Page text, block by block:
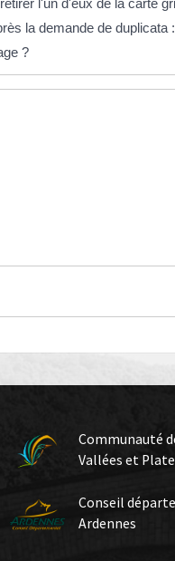
l'un d'eux de la carte
la demande de duplicata
?
Communauté
Vallées et
Conseil
Ardennes